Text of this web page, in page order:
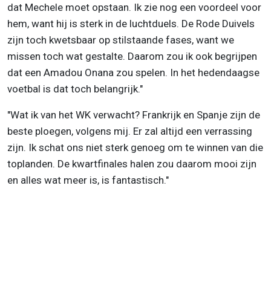
dat Mechele moet opstaan. Ik zie nog een voordeel voor
hem, want hij is sterk in de luchtduels. De Rode Duivels
zijn toch kwetsbaar op stilstaande fases, want we
missen toch wat gestalte. Daarom zou ik ook begrijpen
dat een Amadou Onana zou spelen. In het hedendaagse
voetbal is dat toch belangrijk."
"Wat ik van het WK verwacht? Frankrijk en Spanje zijn de
beste ploegen, volgens mij. Er zal altijd een verrassing
zijn. Ik schat ons niet sterk genoeg om te winnen van die
toplanden. De kwartfinales halen zou daarom mooi zijn
en alles wat meer is, is fantastisch."